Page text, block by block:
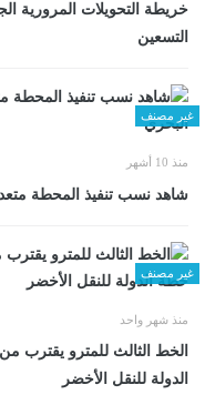
خريطة التحويلات المرورية
التسعين
غير مصنف
منذ 10 أشهر
شاهد نسب تنفيذ المحطة متعددة الأغراض
غير مصنف
منذ شهر واحد
​الخط الثالث للمترو
الدولة للنقل الأخضر